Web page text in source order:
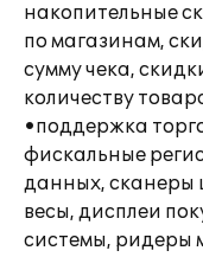
накопительные
по магазинам,
сумму чека,
количеству
•поддержка
фискальные
данных, сканеры
весы, дисплеи
системы, ридеры